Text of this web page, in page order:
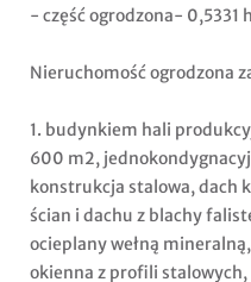
- część ogrodzona- 0,5331
Nieruchomość ogrodzona
1. budynkiem hali
600 m2,
konstrukcja stalowa, dach
ścian i dachu z blachy
ocieplany wełną
okienna z profili stalowych,